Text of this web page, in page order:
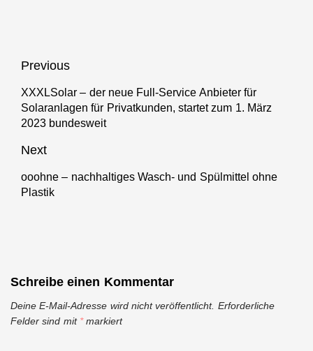
im Ruhrgebiet
Beitragsnavigation
Previous
Previous
post:
XXXLSolar – der neue Full-Service Anbieter für
Solaranlagen für Privatkunden, startet zum 1. März
2023 bundesweit
Next
Next
post:
ooohne – nachhaltiges Wasch- und Spülmittel ohne
Plastik
Schreibe einen Kommentar
Deine E-Mail-Adresse wird nicht veröffentlicht. Erforderliche
Felder sind mit *markiert